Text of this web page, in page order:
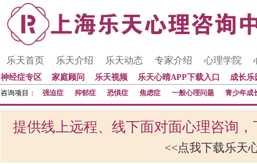
乐天首页 乐天介绍 乐天动态 专家介绍 心理学院
神经症专区 家庭顾问 乐天视频 乐天心晴APP下载入口 成长乐
咨询项目： 强迫症 抑郁症 恐惧症 焦虑症 一般心理问题 青少年成
提供线上远程、线下面对面心理咨询
<<点我下载乐天